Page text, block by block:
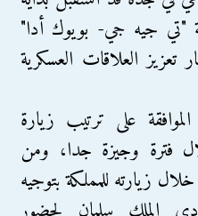
"تي جيه جي- بويوك أدا"
تعزيز العلاقات العسكرية
على ترتيب زيارة
فترة وجيزة جدا، ومن
زيارته للمملكة بتوجيه